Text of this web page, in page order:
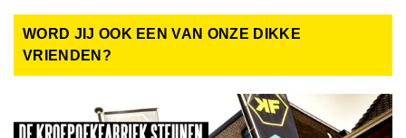
WORD JIJ OOK EEN VAN ONZE DIKKE
VRIENDEN?